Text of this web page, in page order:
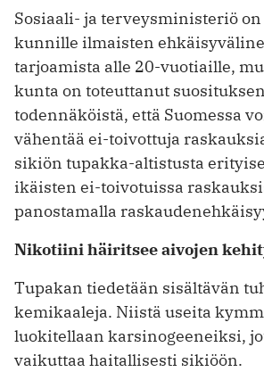
Sosiaali- ja terveysministeriö
kunnille ilmaisten
tarjoamista alle 20-vuotiaille,
kunta on toteuttanut
todennäköistä, että Suomessa
vähentää ei-toivottuja
sikiön tupakka-altistusta
ikäisten ei-toivotuissa
panostamalla
Nikotiini häiritsee aivojen
Tupakan tiedetään sisältävän
kemikaaleja. Niistä useita
luokitellaan karsinogeeneiksi,
vaikuttaa haitallisesti sikiöön.